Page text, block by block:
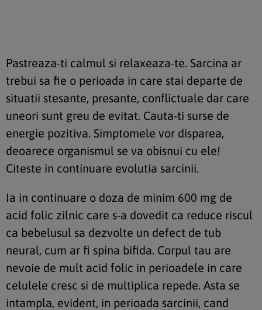
Pastreaza-ti calmul si relaxeaza-te. Sarcina ar
trebui sa fie o perioada in care stai departe de
situatii stesante, presante, conflictuale dar care
uneori sunt greu de evitat. Cauta-ti surse de
energie pozitiva. Simptomele vor disparea,
deoarece organismul se va obisnui cu ele!
Citeste in continuare evolutia sarcinii.
Ia in continuare o doza de minim 600 mg de
acid folic zilnic care s-a dovedit ca reduce riscul
ca bebelusul sa dezvolte un defect de tub
neural, cum ar fi spina bifida. Corpul tau are
nevoie de mult acid folic in perioadele in care
celulele cresc si de multiplica repede. Asta se
intampla, evident, in perioada sarcinii, cand